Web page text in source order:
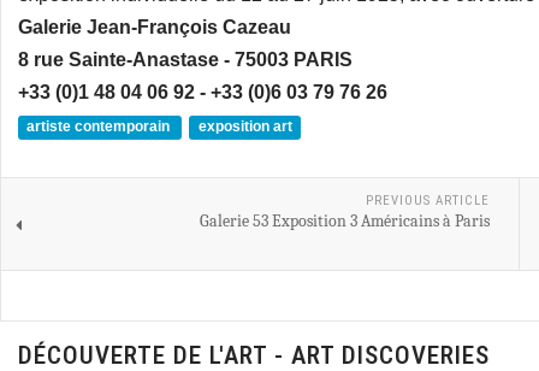
Galerie Jean-François Cazeau
8 rue Sainte-Anastase - 75003 PARIS
+33 (0)1 48 04 06 92 - +33 (0)6 03 79 76 26
artiste contemporain exposition art
PREVIOUS ARTICLE
Galerie 53 Exposition 3 Américains à Paris
DÉCOUVERTE DE L'ART - ART DISCOVERIES